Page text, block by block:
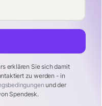
erklären Sie sich damit
zu werden - in
und der
Spendesk.